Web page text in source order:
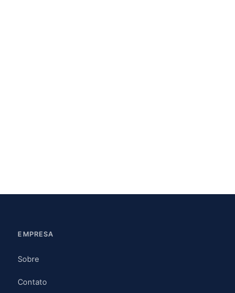
EMPRESA
Sobre
Contato